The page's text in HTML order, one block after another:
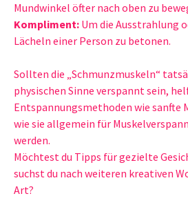
Mundwinkel öfter nach oben zu
Kompliment: Um die Ausstrahlung
Lächeln einer Person zu betonen.
Sollten die „Schmunzmuskeln“
physischen Sinne verspannt sein,
Entspannungsmethoden wie sanfte
wie sie allgemein für
werden.
Möchtest du Tipps für gezielte
suchst du nach weiteren kreativen
Art?